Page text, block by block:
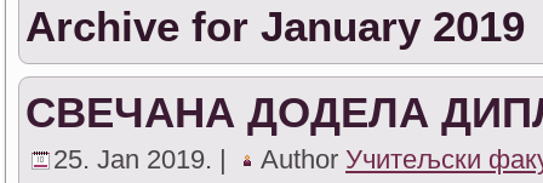
Archive for January 2019
СВЕЧАНА ДОДЕЛА
25. Jan 2019. | Author Учитељски